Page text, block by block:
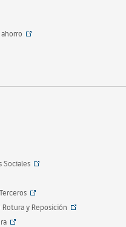
Sociales
y Reposición